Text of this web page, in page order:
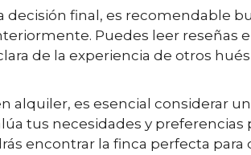
decisión final, es recomendable
Puedes leer reseñas
de la experiencia de otros
alquiler, es esencial considerar
tus necesidades y
encontrar la finca perfecta